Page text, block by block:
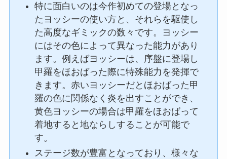
特に面白いのは今作初めての登場となっ
たヨッシーの使い方と、それらを駆使し
た高度なギミックの数々です。ヨッシー
にはその色によって異なった能力があり
ます。例えばヨッシーは、序盤に登場し
甲羅をほおばった際に特殊能力を発揮で
きます。赤いヨッシーだとほおばった甲
羅の色に関係なく炎を出すことができ、
黄色ヨッシーの場合は甲羅をほおばって
着地すると地ならしすることが可能で
す。
ステージ数が豊富となっており、様々な